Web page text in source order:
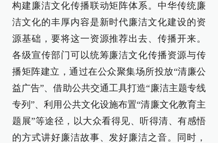
构建廉洁文化传播联动矩阵体系。中华传统廉
洁文化的丰厚内容是新时代廉洁文化建设的资
源基础，要将这一资源推荐出去、传播开来。
各级宣传部门可以统筹廉洁文化传播资源与传
播矩阵建立，通过在公众聚集场所投放“清廉公
益广告”、借助公共交通工具打造“廉洁主题专线
专列”、利用公共文化设施布置“清廉文化教育主
题展”等途径，以大众看得见、听得清、有感悟
的方式讲好廉洁故事、发好廉洁之音。同时，